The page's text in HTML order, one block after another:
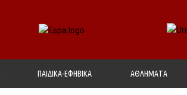
ΠΑΙΔΙΚΑ-ΕΦΗΒΙΚΑ ΑΘΛΗΜΑΤΑ